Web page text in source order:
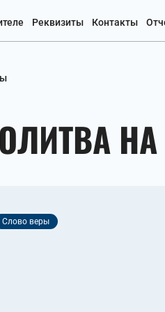
Реквизиты Контакты
НА
Слово веры